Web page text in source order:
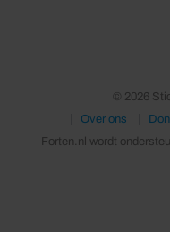
© 2026
Over ons
Forten.nl wordt